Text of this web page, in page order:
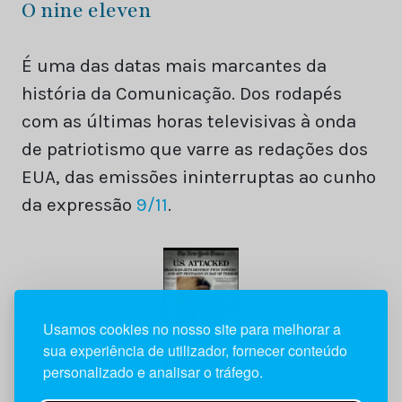
Usamos cookies no nosso site para melhorar a
sua experiência de utilizador, fornecer conteúdo
personalizado e analisar o tráfego.
O nine eleven
É uma das datas mais marcantes da
história da Comunicação. Dos rodapés
com as últimas horas televisivas à onda
de patriotismo que varre as redações dos
EUA, das emissões ininterruptas ao cunho
da expressão 9/11.